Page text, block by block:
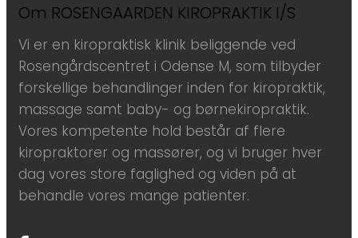
Om ROSENGAARDEN KIROPRAKTIK I/S
Vi er en kiropraktisk klinik beliggende ved
Rosengårdscentret i Odense M, som tilbyder
forskellige behandlinger inden for kiropraktik,
massage samt baby- og børnekiropraktik.
Vores kompetente hold består af flere
kiropraktorer og massører, og vi bruger hver
dag vores store faglighed og viden på at
behandle vores mange patienter.